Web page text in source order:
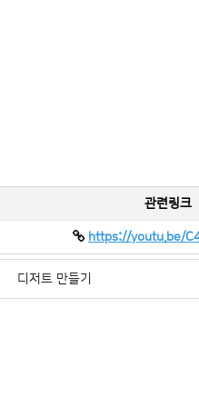
관련링크
https://youtu.be/
디저트 만들기